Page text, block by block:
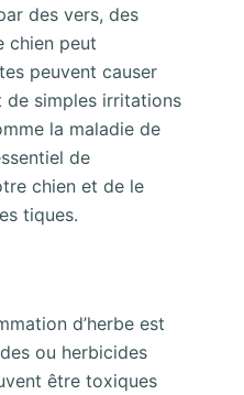
des vers, des
chien peut
peuvent causer
de simples irritations
la maladie de
de
chien et de le
tiques.
d’herbe est
ou herbicides
être toxiques